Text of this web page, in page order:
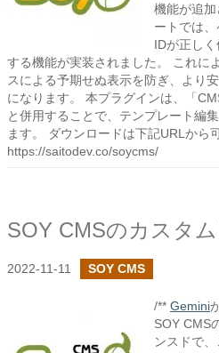
機能が追
ートでは
IDが正し
する機能が実装されました。 これに
スによる予期せぬ表示を防ぎ、より
になります。 本プラグインは、「
と併用することで、テンプレート編
ます。 ダウンロードは下記URLから
https://saitodev.co/soycms/
2022-11-11 SOY CMS
/** Gemini
SOY CMS
ンスドで